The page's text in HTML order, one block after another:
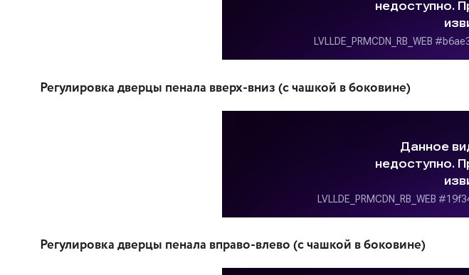
Регулировка дверцы пенала вверх-вниз (с чашкой в боковине)
Регулировка дверцы пенала вправо-влево (с чашкой в боковине)